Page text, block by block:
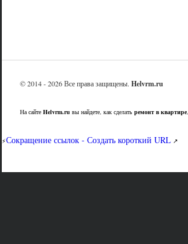
© 2014 - 2026 Все права защищены. Helvrm.ru
На сайте Helvrm.ru вы найдете, как сделать ремонт в квартире,
⚡Сокращение ссылок - Создать короткий URL↗